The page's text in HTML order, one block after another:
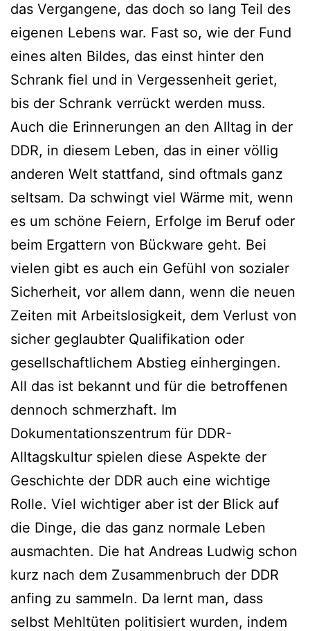
das Vergangene, das doch so lang Teil des
eigenen Lebens war. Fast so, wie der Fund
eines alten Bildes, das einst hinter den
Schrank fiel und in Vergessenheit geriet,
bis der Schrank verrückt werden muss.
Auch die Erinnerungen an den Alltag in der
DDR, in diesem Leben, das in einer völlig
anderen Welt stattfand, sind oftmals ganz
seltsam. Da schwingt viel Wärme mit, wenn
es um schöne Feiern, Erfolge im Beruf oder
beim Ergattern von Bückware geht. Bei
vielen gibt es auch ein Gefühl von sozialer
Sicherheit, vor allem dann, wenn die neuen
Zeiten mit Arbeitslosigkeit, dem Verlust von
sicher geglaubter Qualifikation oder
gesellschaftlichem Abstieg einhergingen.
All das ist bekannt und für die betroffenen
dennoch schmerzhaft. Im
Dokumentationszentrum für DDR-
Alltagskultur spielen diese Aspekte der
Geschichte der DDR auch eine wichtige
Rolle. Viel wichtiger aber ist der Blick auf
die Dinge, die das ganz normale Leben
ausmachten. Die hat Andreas Ludwig schon
kurz nach dem Zusammenbruch der DDR
anfing zu sammeln. Da lernt man, dass
selbst Mehltüten politisiert wurden, indem